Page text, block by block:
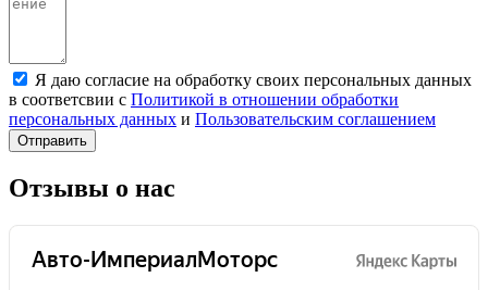
Я даю согласие на обработку своих персональных данных
в соответсвии с Политикой в отношении обработки
персональных данных и Пользовательским соглашением
Отправить
Отзывы о нас